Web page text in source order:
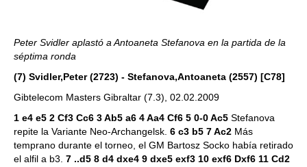
Peter Svidler aplastó a Antoaneta Stefanova en la partida de la
séptima ronda
(7) Svidler,Peter (2723) - Stefanova,Antoaneta (2557) [C78]
Gibtelecom Masters Gibraltar (7.3), 02.02.2009
1 e4 e5 2 Cf3 Cc6 3 Ab5 a6 4 Aa4 Cf6 5 0-0 Ac5 Stefanova
repite la Variante Neo-Archangelsk. 6 c3 b5 7 Ac2 Más
temprano durante el torneo, el GM Bartosz Socko había retirado
el alfil a b3. 7 ..d5 8 d4 dxe4 9 dxe5 exf3 10 exf6 Dxf6 11 Cd2